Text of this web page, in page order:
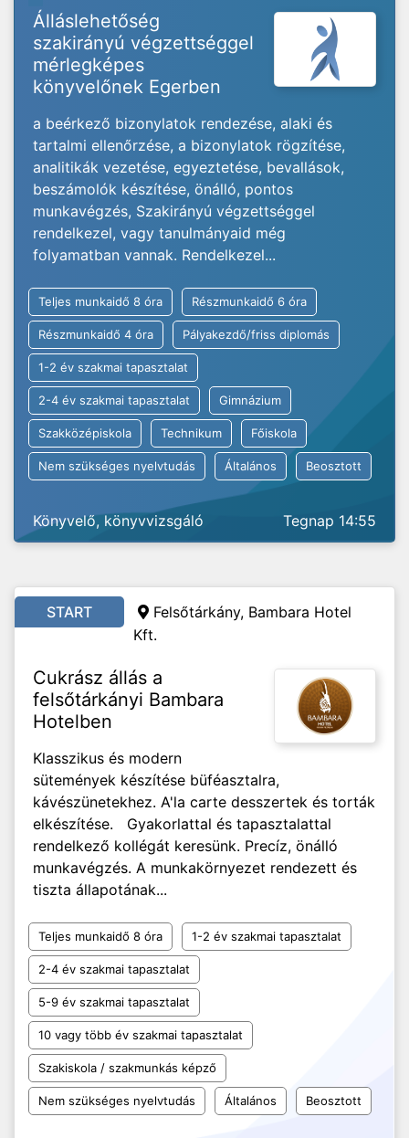
Álláslehetőség
szakirányú végzettséggel
mérlegképes
könyvelőnek Egerben
a beérkező bizonylatok rendezése, alaki és
tartalmi ellenőrzése, a bizonylatok rögzítése,
analitikák vezetése, egyeztetése, bevallások,
beszámolók készítése, önálló, pontos
munkavégzés, Szakirányú végzettséggel
rendelkezel, vagy tanulmányaid még
folyamatban vannak. Rendelkezel...
Teljes munkaidő 8 óra Részmunkaidő 6 óra
Részmunkaidő 4 óra Pályakezdő/friss diplomás
1-2 év szakmai tapasztalat
2-4 év szakmai tapasztalat Gimnázium
Szakközépiskola Technikum Főiskola
Nem szükséges nyelvtudás Általános Beosztott
Könyvelő, könyvvizsgáló Tegnap 14:55
START
Felsőtárkány, Bambara Hotel
Kft.
Cukrász állás a
felsőtárkányi Bambara
Hotelben
Klasszikus és modern
sütemények készítése büféasztalra,
kávészünetekhez. A'la carte desszertek és torták
elkészítése. Gyakorlattal és tapasztalattal
rendelkező kollégát keresünk. Precíz, önálló
munkavégzés. A munkakörnyezet rendezett és
tiszta állapotának...
Teljes munkaidő 8 óra 1-2 év szakmai tapasztalat
2-4 év szakmai tapasztalat
5-9 év szakmai tapasztalat
10 vagy több év szakmai tapasztalat
Szakiskola / szakmunkás képző
Nem szükséges nyelvtudás Általános Beosztott